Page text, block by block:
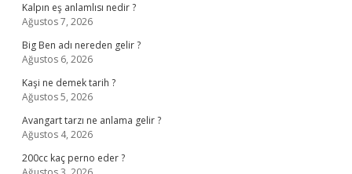
Kalpın eş anlamlısı nedir ?
Ağustos 7, 2026
Big Ben adı nereden gelir ?
Ağustos 6, 2026
Kaşi ne demek tarih ?
Ağustos 5, 2026
Avangart tarzı ne anlama gelir ?
Ağustos 4, 2026
200cc kaç perno eder ?